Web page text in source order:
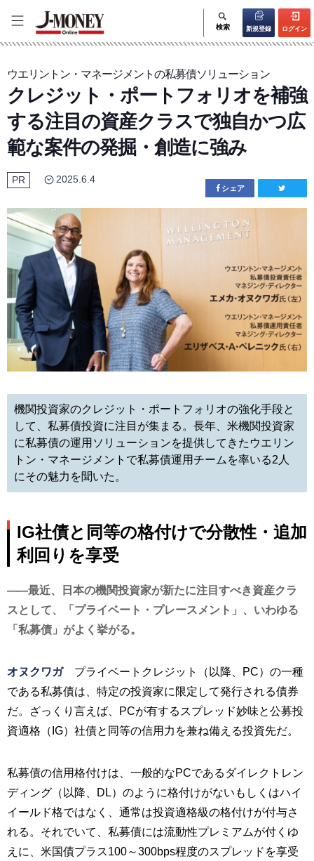
検索 新規登録 ログイン
ウエリントン・マネージメントの私募債ソリューション
クレジット・ポートフォリオを補強
する注目の資産クラスで独自かつ広
範な案件の発掘・創造に強み
PR 2025.6.4
シェア
機関投資家のクレジット・ポートフォリオの強化手段と
して、私募債投資に注目が集まる。長年、米機関投資家
に私募債の運用ソリューションを提供してきたウエリン
トン・マネージメントで私募債運用チームを率いる2人
にその魅力を聞いた。
IG社債と同等の格付けで分散性・追加
利回りを享受
最近、日本の機関投資家が新たに注目すべき資産クラ
スとして、「プライベート・プレースメント」、いわゆる
「私募債」がよく挙がる。
オヌクワガプライベートクレジット（以降、PC）の一種
である私募債は、特定の投資家に限定して発行される債券
だ。ざっくり言えば、PCが有するスプレッド妙味と公募投
資適格（IG）社債と同等の信用力を兼ね備える投資先だ。
私募債の信用格付けは、一般的なPCであるダイレクトレン
ディング（以降、DL）のように格付けがないもしくはハイ
イールド格ではなく、通常は投資適格級の格付けが付与さ
れる。それでいて、私募債には流動性プレミアムが付くゆ
えに、米国債プラス100～300bps程度のスプレッドを享受